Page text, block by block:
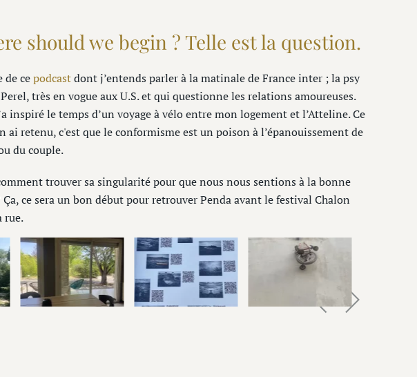
should we begin ? Telle est la question.
de cepodcastdont j’entends parler à la matinale de France inter ; la psy
très en vogue aux U.S. et qui questionne les relations amoureuses.
inspiré le temps d’un voyage à vélo entre mon logement et l’Atteline. Ce
ai retenu, c'est que le conformisme est un poison à l’épanouissement de
du couple.
trouver sa singularité pour que nous nous sentions à la bonne
Ça, ce sera un bon début pour retrouver Penda avant le festival Chalon
rue.